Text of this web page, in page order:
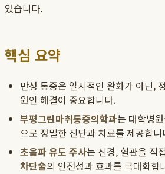
있습니다.
핵심 요약
만성 통증은 일시적인 완화가 아닌,
원인 해결이 중요합니다.
부평그린마취통증의학과는 대학병
으로 정밀한 진단과 치료를 제공합니
초음파 유도 주사는 신경, 혈관을 직
차단술의 안전성과 효과를 극대화합